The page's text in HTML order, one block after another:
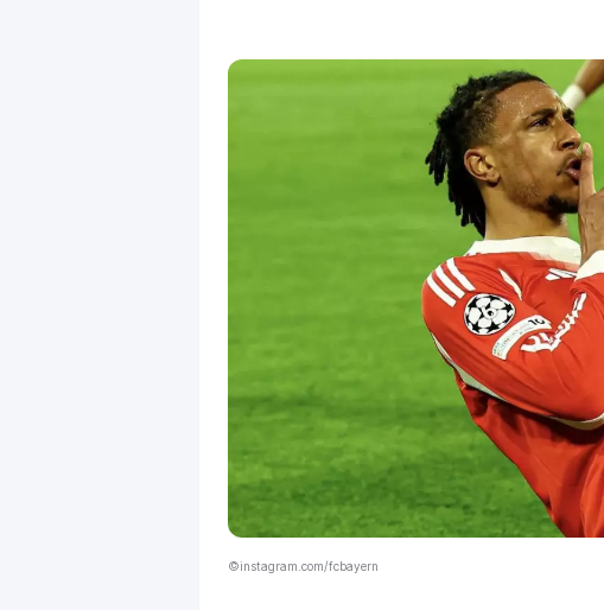
©instagram.com/fcbayern